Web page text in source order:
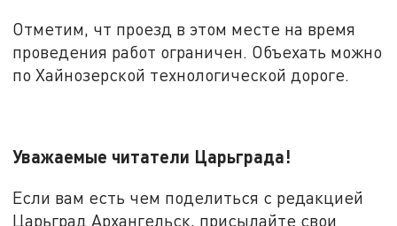
Отметим, чт проезд в этом месте на время
проведения работ ограничен. Объехать можно
по Хайнозерской технологической дороге.
Уважаемые читатели Царьграда!
Если вам есть чем поделиться с редакцией
Царьград Архангельск, присылайте свои